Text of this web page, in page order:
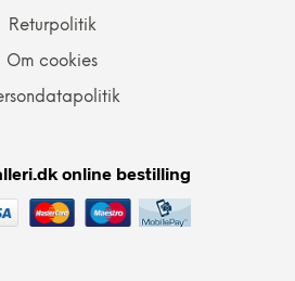
Returpolitik
Om cookies
online bestilling